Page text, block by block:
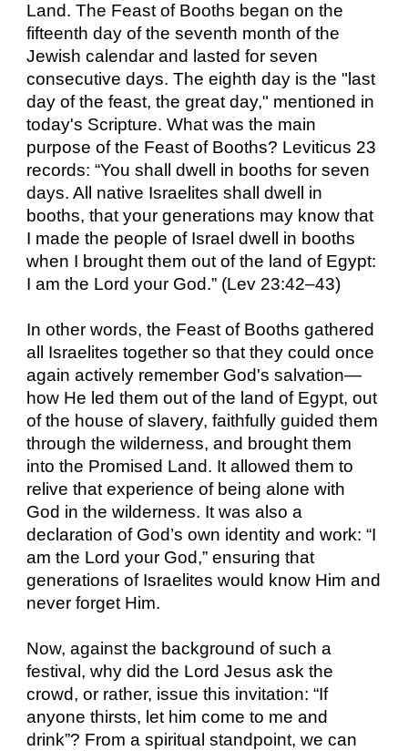
Land. The Feast of Booths began on the
fifteenth day of the seventh month of the
Jewish calendar and lasted for seven
consecutive days. The eighth day is the "last
day of the feast, the great day," mentioned in
today's Scripture. What was the main
purpose of the Feast of Booths? Leviticus 23
records: “You shall dwell in booths for seven
days. All native Israelites shall dwell in
booths, that your generations may know that
I made the people of Israel dwell in booths
when I brought them out of the land of Egypt:
I am the Lord your God.” (Lev 23:42–43)
In other words, the Feast of Booths gathered
all Israelites together so that they could once
again actively remember God's salvation—
how He led them out of the land of Egypt, out
of the house of slavery, faithfully guided them
through the wilderness, and brought them
into the Promised Land. It allowed them to
relive that experience of being alone with
God in the wilderness. It was also a
declaration of God’s own identity and work: “I
am the Lord your God,” ensuring that
generations of Israelites would know Him and
never forget Him.
Now, against the background of such a
festival, why did the Lord Jesus ask the
crowd, or rather, issue this invitation: “If
anyone thirsts, let him come to me and
drink”? From a spiritual standpoint, we can